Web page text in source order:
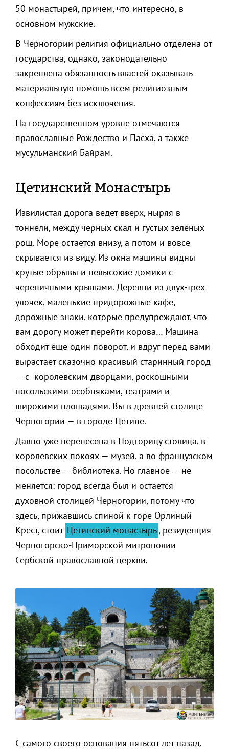
50 монастырей, причем, что интересно, в
основном мужские.
В Черногории религия официально отделена от
государства, однако, законодательно
закреплена обязанность властей оказывать
материальную помощь всем религиозным
конфессиям без исключения.
На государственном уровне отмечаются
православные Рождество и Пасха, а также
мусульманский Байрам.
Цетинский Монастырь
Извилистая дорога ведет вверх, ныряя в
тоннели, между черных скал и густых зеленых
рощ. Море остается внизу, а потом и вовсе
скрывается из виду. Из окна машины видны
крутые обрывы и невысокие домики с
черепичными крышами. Деревни из двух-трех
улочек, маленькие придорожные кафе,
дорожные знаки, которые предупреждают, что
вам дорогу может перейти корова… Машина
обходит еще один поворот, и вдруг перед вами
вырастает сказочно красивый старинный город
— с королевским дворцами, роскошными
посольскими особняками, театрами и
широкими площадями. Вы в древней столице
Черногории — в городе Цетине.
Давно уже перенесена в Подгорицу столица, в
королевских покоях — музей, а во французском
посольстве — библиотека. Но главное — не
меняется: город всегда был и остается
духовной столицей Черногории, потому что
здесь, прижавшись спиной к горе Орлиный
Крест, стоит Цетинский монастырь, резиденция
Черногорско-Приморской митрополии
Сербской православной церкви.
С самого своего основания пятьсот лет назад,